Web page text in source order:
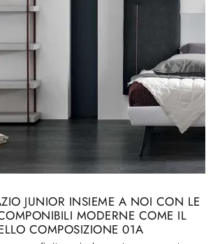
JUNIOR INSIEME A NOI CON LE
MODERNE COME IL
COMPOSIZIONE 01A